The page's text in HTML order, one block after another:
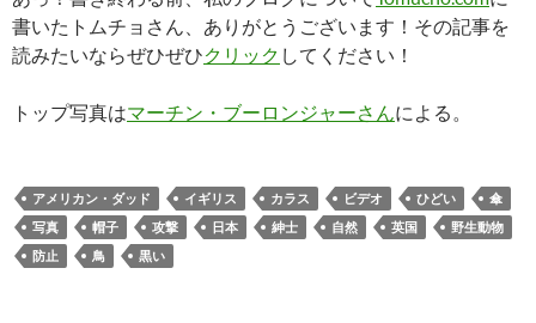
書いたトムチョさん、ありがとうございます！その記事を
読みたいならぜひぜひクリック してください！
トップ写真はマーチン・ブーロンジャーさんによる。
アメリカン・ダッド イギリス カラス ビデオ ひどい
傘
写真
帽子 攻撃 日本 紳士 自然 英国
野生動物
防止
鳥 黒い